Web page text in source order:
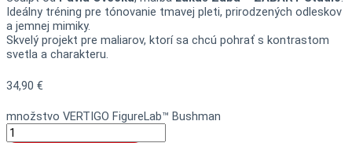
Ideálny tréning pre tónovanie tmavej pleti, prirodzených odleskov
a jemnej mimiky.
Skvelý projekt pre maliarov, ktorí sa chcú pohrať s kontrastom
svetla a charakteru.
34,90 €
množstvo VERTIGO FigureLab™ Bushman